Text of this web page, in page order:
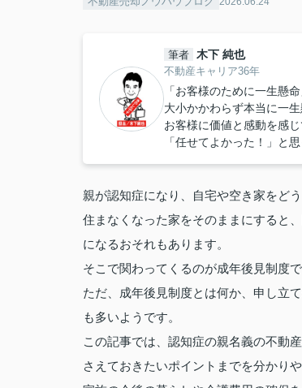
筆者 木下 純也
不動産キャリア36年
「お客様のために一生懸
大小かかわらず本当に一
お客様に価値と感動を感
「任せてよかった！」と
親が認知症になり、自宅や空き家をど
住まなくなった家をそのままにすると
になるおそれもあります。
そこで関わってくるのが成年後見制度で
ただ、成年後見制度とは何か、申し立
も多いようです。
この記事では、認知症の親名義の不動
さえておきたいポイントまでを分かり